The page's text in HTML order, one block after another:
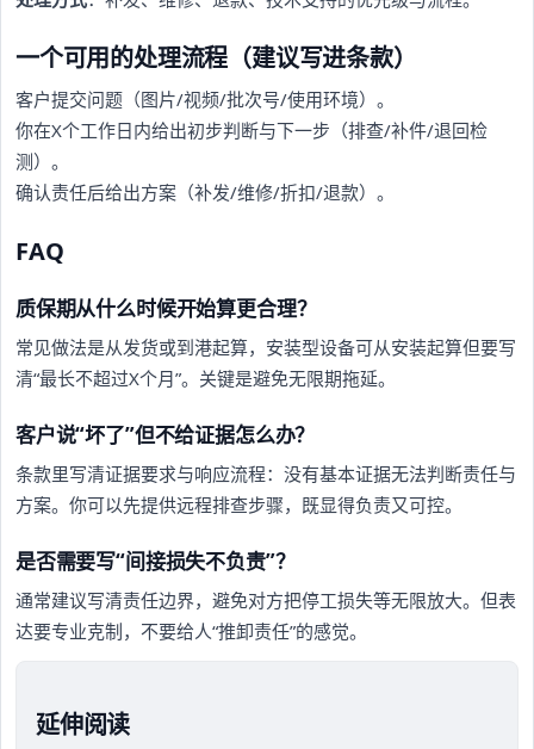
一个可用的处理流程（建议写进条款）
客户提交问题（图片/视频/批次号/使用环境）。
你在X个工作日内给出初步判断与下一步（排查/补件/退回检
测）。
确认责任后给出方案（补发/维修/折扣/退款）。
FAQ
质保期从什么时候开始算更合理？
常见做法是从发货或到港起算，安装型设备可从安装起算但要写
清“最长不超过X个月”。关键是避免无限期拖延。
客户说“坏了”但不给证据怎么办？
条款里写清证据要求与响应流程：没有基本证据无法判断责任与
方案。你可以先提供远程排查步骤，既显得负责又可控。
是否需要写“间接损失不负责”？
通常建议写清责任边界，避免对方把停工损失等无限放大。但表
达要专业克制，不要给人“推卸责任”的感觉。
延伸阅读